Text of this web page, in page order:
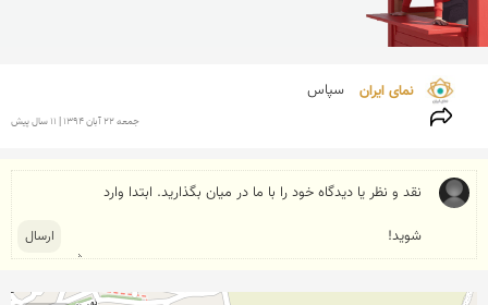
نمای ایران سپاس
جمعه 22 آبان 1394 | 11 سال پیش